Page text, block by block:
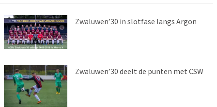
Zwaluwen’30 in slotfase langs Argon
Zwaluwen’30 deelt de punten met CSW